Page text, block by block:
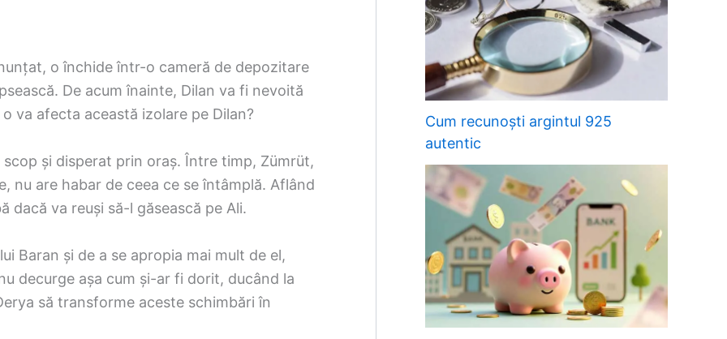
o închide într-o cameră de depozitare
De acum înainte, Dilan va fi nevoită
va afecta această izolare pe Dilan?
și disperat prin oraș. Între timp, Zümrüt,
nu are habar de ceea ce se întâmplă. Aflând
dacă va reuși să-l găsească pe Ali.
Baran și de a se apropia mai mult de el,
decurge așa cum și-ar fi dorit, ducând la
să transforme aceste schimbări în
Cum recunoști argintul 925
autentic